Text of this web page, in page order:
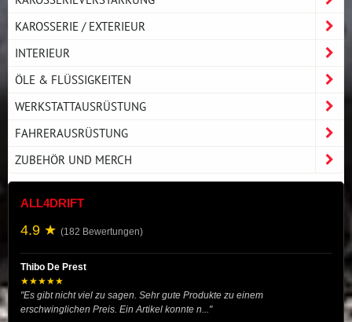
KAROSSERIE / EXTERIEUR
INTERIEUR
ÖLE & FLÜSSIGKEITEN
WERKSTATTAUSRÜSTUNG
FAHRERAUSRÜSTUNG
ZUBEHÖR UND MERCH
ALL4DRIFT
4.9 ★ (182 Bewertungen)
Thibo De Prest
★★★★★
"Es gibt nicht viel zu sagen. Sehr gute Produkte zu einem
erschwinglichen Preis. Ein Artikel konnte n..."